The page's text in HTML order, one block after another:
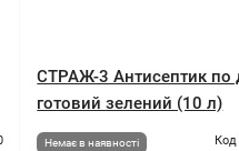
СТРАЖ-3 Антисептик по
готовий зелений (10 л)
Немає в наявності Код